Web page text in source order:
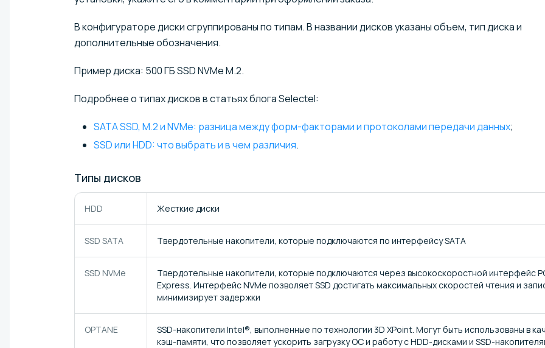
В конфигураторе диски сгруппированы по типам. В названии дисков указаны объем, тип диска и
дополнительные обозначения.
Пример диска: 500 ГБ SSD NVMe M.2.
Подробнее о типах дисков в статьях блога Selectel:
SATA SSD, M.2 и NVMe: разница между форм-факторами и протоколами передачи данных;
SSD или HDD: что выбрать и в чем различия.
Типы дисков
HDD Жесткие диски
SSD SATA Твердотельные накопители, которые подключаются по интерфейсу SATA
SSD NVMe
Твердотельные накопители, которые подключаются через высокоскоростной интерфейс
Express. Интерфейс NVMe позволяет SSD достигать максимальных скоростей чтения и
минимизирует задержки
OPTANE
SSD-накопители Intel®, выполненные по технологии 3D XPoint. Могут быть использованы в
кэш-памяти, что позволяет ускорить загрузку ОС и работу с HDD-дисками и SSD-